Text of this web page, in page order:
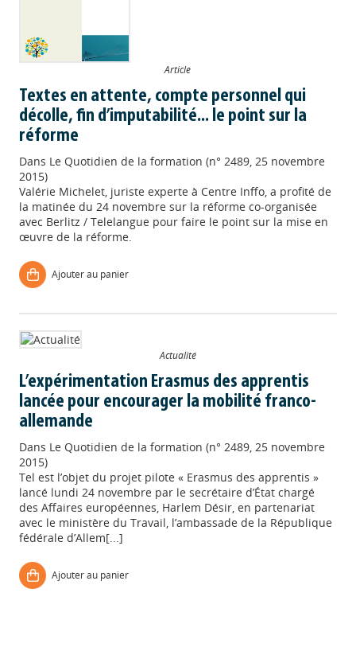
Article
Textes en attente, compte personnel qui
décolle, fin d’imputabilité... le point sur la
réforme
Dans Le Quotidien de la formation (n° 2489, 25 novembre
2015)
Valérie Michelet, juriste experte à Centre Inffo, a profité de
la matinée du 24 novembre sur la réforme co-organisée
avec Berlitz / Telelangue pour faire le point sur la mise en
œuvre de la réforme.
Ajouter au panier
Actualité
L’expérimentation Erasmus des apprentis
lancée pour encourager la mobilité franco-
allemande
Dans Le Quotidien de la formation (n° 2489, 25 novembre
2015)
Tel est l’objet du projet pilote « Erasmus des apprentis »
lancé lundi 24 novembre par le secrétaire d’État chargé
des Affaires européennes, Harlem Désir, en partenariat
avec le ministère du Travail, l’ambassade de la République
fédérale d’Allem[...]
Ajouter au panier
Appels à projets